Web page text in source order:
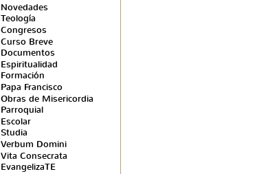
Novedades
Teología
Congresos
Curso Breve
Documentos
Espiritualidad
Formación
Papa Francisco
Obras de Misericordia
Parroquial
Escolar
Studia
Verbum Domini
Vita Consecrata
EvangelizaTE